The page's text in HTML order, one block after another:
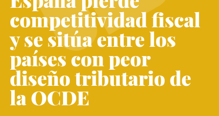
competitividad fiscal
y se sitúa entre los
países con peor
diseño tributario de
la OCDE